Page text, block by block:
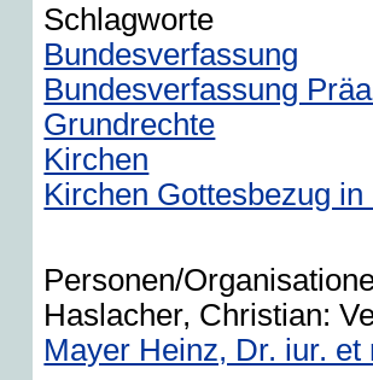
Schlagworte
Bundesverfassung
Bundesverfassung
Grundrechte
Kirchen
Kirchen Gottesbezug
Personen/
Haslacher, Christian:
Mayer Heinz, Dr. iur. et